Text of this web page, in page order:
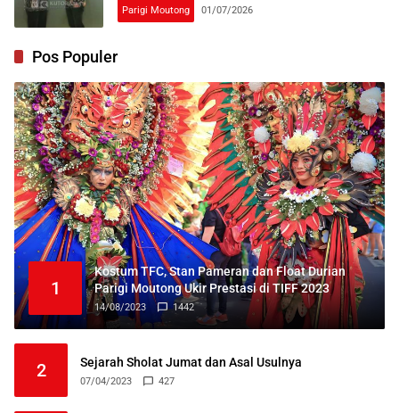
Parigi Moutong 01/07/2026
Pos Populer
1
Kostum TFC, Stan Pameran dan Float Durian
Parigi Moutong Ukir Prestasi di TIFF 2023
14/08/2023 1442
2 Sejarah Sholat Jumat dan Asal Usulnya
07/04/2023 427